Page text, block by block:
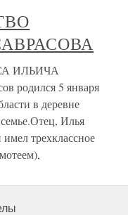
ИЛЬИЧА
родился 5 января
в деревне
Илья
трехклассное